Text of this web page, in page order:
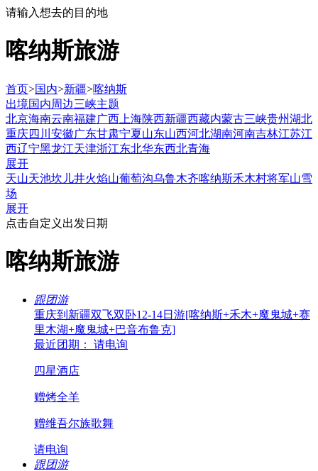
请输入想去的目的地
喀纳斯旅游
首页>国内>新疆>喀纳斯
出境国内周边三峡主题
北京海南云南福建广西 上海陕西新疆西藏内蒙古三峡贵州湖北
重庆四川 安徽广东甘肃宁夏山东山西河北湖南河南吉林江苏江
西辽宁黑龙江天津浙江东北华东西北青海
展开
天山天池坎儿井火焰山葡萄沟乌鲁木齐喀纳斯禾木村将军山雪
场
展开
点击自定义出发日期
喀纳斯旅游
跟团游
重庆到新疆双飞双卧12-14日游[喀纳斯+禾木+魔鬼城+赛
里木湖+魔鬼城+巴音布鲁克]
最近团期： 请电询
四星酒店
赠烤全羊
赠维吾尔族歌舞
请电询
跟团游